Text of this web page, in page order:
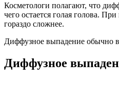
Косметологи полагают, что
чего остается голая голова.
гораздо сложнее.
Диффузное выпадение обычно
Диффузное